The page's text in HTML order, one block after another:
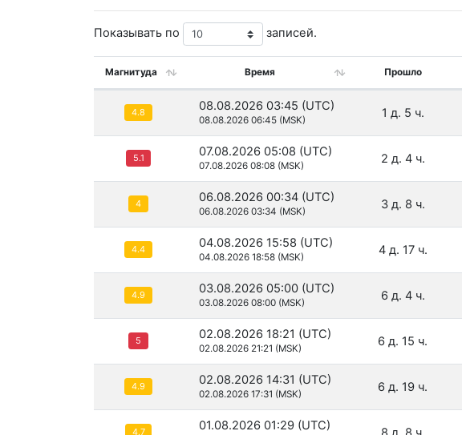
Показывать по записей.
Магнитуда Время Прошло
4.8 08.08.2026 03:45 (UTC)
08.08.2026 06:45 (MSK) 1 д. 5 ч.
5.1 07.08.2026 05:08 (UTC)
07.08.2026 08:08 (MSK) 2 д. 4 ч.
4 06.08.2026 00:34 (UTC)
06.08.2026 03:34 (MSK) 3 д. 8 ч.
4.4 04.08.2026 15:58 (UTC)
04.08.2026 18:58 (MSK) 4 д. 17 ч.
4.9 03.08.2026 05:00 (UTC)
03.08.2026 08:00 (MSK) 6 д. 4 ч.
5 02.08.2026 18:21 (UTC)
02.08.2026 21:21 (MSK) 6 д. 15 ч.
4.9 02.08.2026 14:31 (UTC)
02.08.2026 17:31 (MSK) 6 д. 19 ч.
4.7 01.08.2026 01:29 (UTC)